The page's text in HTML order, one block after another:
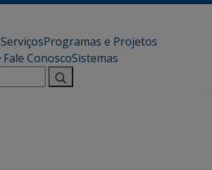
ServiçosProgramas e Projetos
Fale ConoscoSistemas